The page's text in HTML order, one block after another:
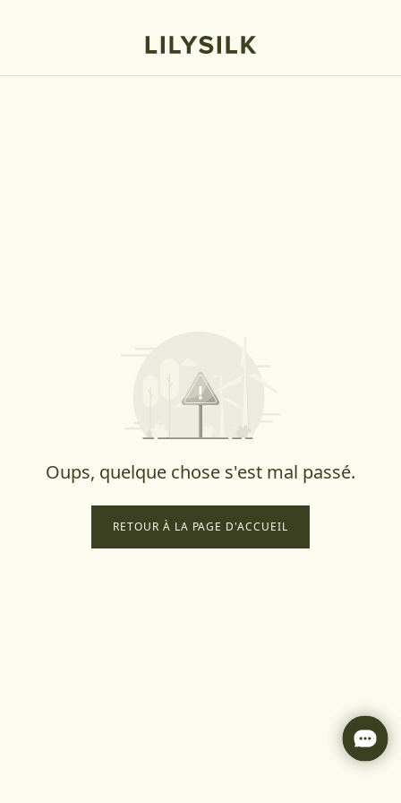
Oups, quelque chose s'est mal passé.
RETOUR À LA PAGE D'ACCUEIL